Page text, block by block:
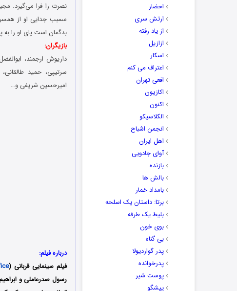
احضار
ارتش سری
از یاد رفته
ازازیل
اسکار
اعتراف می کنم
افعی تهران
اکازیون
اکنون
الکلاسیکو
انجمن اشباح
اهل ایران
آوای جادویی
بازنده
بالش ها
بامداد خمار
برتا: داستان یک اسلحه
بلیط یک‌‌ طرفه
بوی خون
بی گناه
پدر گواردیولا
پدرخوانده
پوست شیر
پیشگو
نصرت را فرا می‌گیرد.
مسبب جدایی او از
بدگمان است پای او را
بازیگران:
داریوش ارجمند،
سرتیپی، حمید
امیرحسین شریفی و…
درباره فیلم:
فیلم سینمایی قربانی (